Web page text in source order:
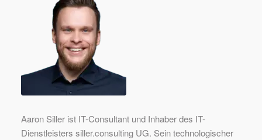
Aaron Siller ist IT-Consultant und Inhaber des IT-
Dienstleisters siller.consulting UG. Sein technologischer